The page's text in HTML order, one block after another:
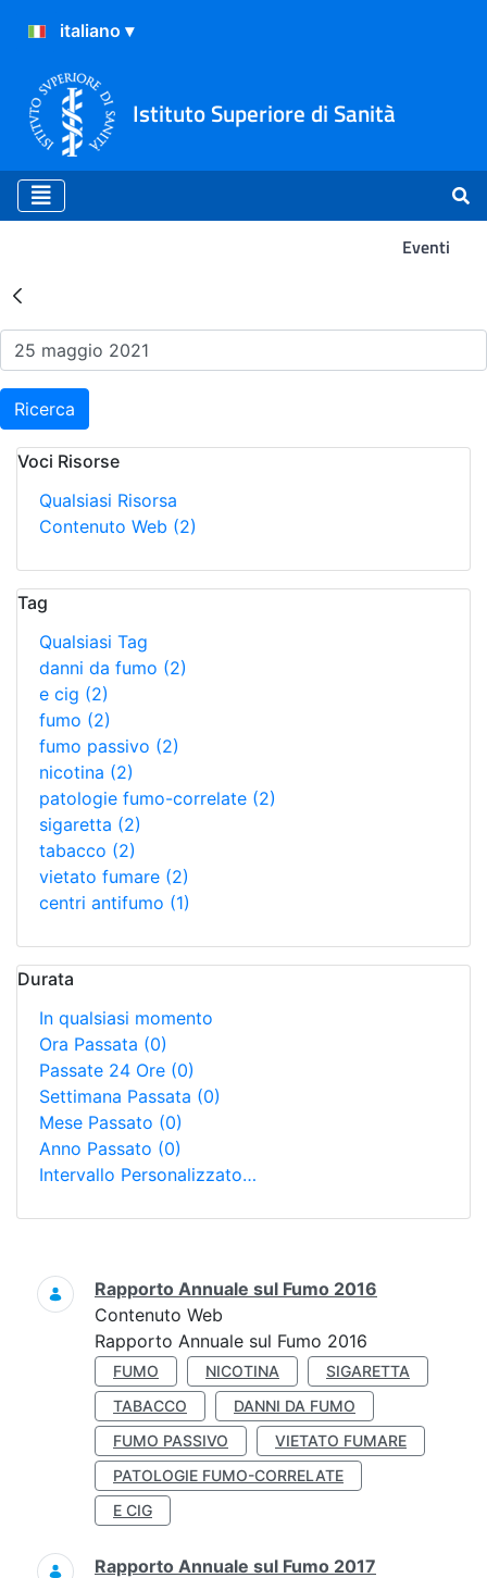
Istituto Superiore di Sanità
Eventi
Risultati della Ricerca -
Ricerca
Voci Risorse
Qualsiasi Risorsa
Contenuto Web (2)
Tag
Qualsiasi Tag
danni da fumo (2)
e cig (2)
fumo (2)
fumo passivo (2)
nicotina (2)
patologie fumo-correlate (2)
sigaretta (2)
tabacco (2)
vietato fumare (2)
centri antifumo (1)
Durata
In qualsiasi momento
Ora Passata (0)
Passate 24 Ore (0)
Settimana Passata (0)
Mese Passato (0)
Anno Passato (0)
Intervallo Personalizzato…
Ricerca
Rapporto Annuale sul Fumo 2016
Contenuto Web
Rapporto Annuale sul Fumo 2016
FUMO NICOTINA
SIGARETTA
TABACCO
DANNI DA FUMO
FUMO PASSIVO
VIETATO FUMARE
PATOLOGIE FUMO-CORRELATE
E CIG
Rapporto Annuale sul Fumo 2017